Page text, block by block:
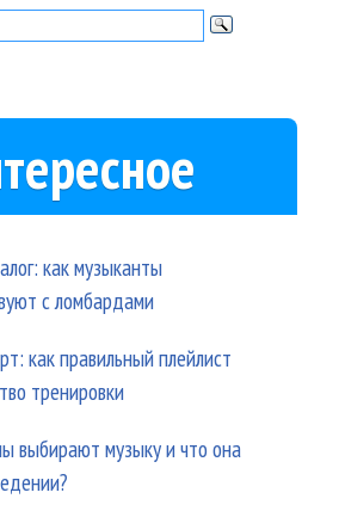
как музыканты
с ломбардами
как правильный плейлист
тренировки
выбирают музыку и что она